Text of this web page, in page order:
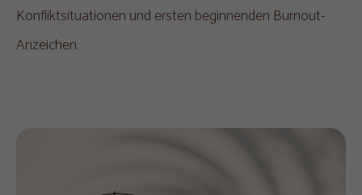
Konfliktsituationen und ersten beginnenden Burnout-
Anzeichen.